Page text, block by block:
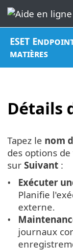
ESET
matières
Détails
Tapez le nom
des options de
sur Suivant :
Exécuter
Planifie
externe.
journaux